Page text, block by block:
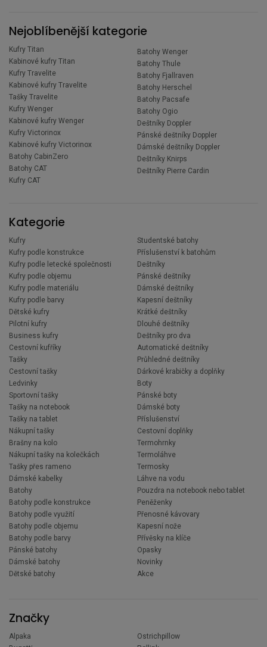
Nejoblíbenější kategorie
Kufry Titan
Kabinové kufry Titan
Kufry Travelite
Kabinové kufry Travelite
Tašky Travelite
Kufry Wenger
Kabinové kufry Wenger
Kufry Victorinox
Kabinové kufry Victorinox
Batohy CabinZero
Batohy CAT
Kufry CAT
Batohy Wenger
Batohy Thule
Batohy Fjallraven
Batohy Herschel
Batohy Pacsafe
Batohy Ogio
Deštníky Doppler
Pánské deštníky Doppler
Dámské deštníky Doppler
Deštníky Knirps
Deštníky Pierre Cardin
Kategorie
Kufry
Kufry podle konstrukce
Kufry podle letecké společnosti
Kufry podle objemu
Kufry podle materiálu
Kufry podle barvy
Dětské kufry
Pilotní kufry
Business kufry
Cestovní kufříky
Tašky
Cestovní tašky
Ledvinky
Sportovní tašky
Tašky na notebook
Tašky na tablet
Nákupní tašky
Brašny na kolo
Nákupní tašky na kolečkách
Tašky přes rameno
Dámské kabelky
Batohy
Batohy podle konstrukce
Batohy podle využití
Batohy podle objemu
Batohy podle barvy
Pánské batohy
Dámské batohy
Dětské batohy
Studentské batohy
Příslušenství k batohům
Deštníky
Pánské deštníky
Dámské deštníky
Kapesní deštníky
Krátké deštníky
Dlouhé deštníky
Deštníky pro dva
Automatické deštníky
Průhledné deštníky
Dárkové krabičky a doplňky
Boty
Pánské boty
Dámské boty
Příslušenství
Cestovní doplňky
Termohrnky
Termoláhve
Termosky
Láhve na vodu
Pouzdra na notebook nebo tablet
Peněženky
Přenosné kávovary
Kapesní nože
Přívěsky na klíče
Opasky
Novinky
Akce
Značky
Alpaka
Ostrichpillow